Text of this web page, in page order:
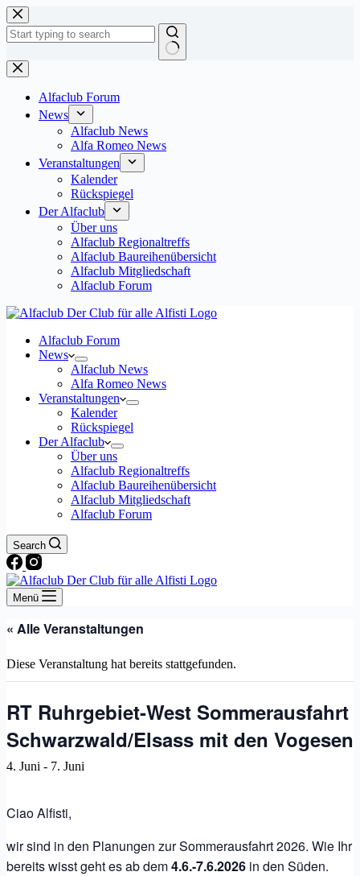
Zum
Inhalt
springen
Keine
Ergebnisse
Alfaclub Forum
News
Alfaclub News
Alfa Romeo News
Veranstaltungen
Kalender
Rückspiegel
Der Alfaclub
Über uns
Alfaclub Regionaltreffs
Alfaclub Baureihenübersicht
Alfaclub Mitgliedschaft
Alfaclub Forum
Alfaclub Forum
News
Alfaclub News
Alfa Romeo News
Veranstaltungen
Kalender
Rückspiegel
Der Alfaclub
Über uns
Alfaclub Regionaltreffs
Alfaclub Baureihenübersicht
Alfaclub Mitgliedschaft
Alfaclub Forum
Search
Menü
« Alle Veranstaltungen
Diese Veranstaltung hat bereits stattgefunden.
RT Ruhrgebiet-West Sommerausfahrt
Schwarzwald/Elsass mit den Vogesen
4. Juni - 7. Juni
Ciao Alfisti,
wir sind in den Planungen zur Sommerausfahrt 2026. Wie Ihr
bereits wisst geht es ab dem4.6.-7.6.2026 in den Süden.